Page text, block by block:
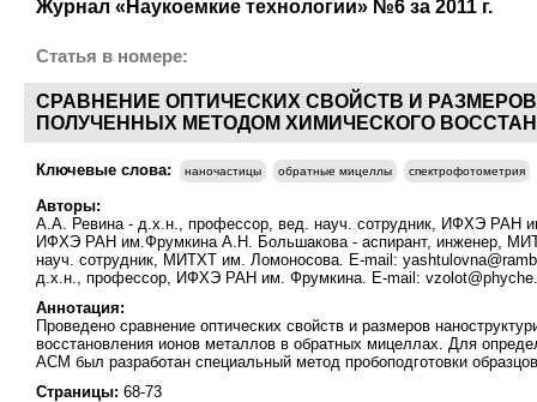
Журнал «Наукоемкие технологии» №6 за 2011 г.
Статья в номере:
СРАВНЕНИЕ ОПТИЧЕСКИХ СВОЙСТВ И
ПОЛУЧЕННЫХ МЕТОДОМ ХИМИЧЕСКОГО
Ключевые слова: наночастицы обратные мицеллы спектрофотометрия
Авторы:
А.А. Ревина - д.х.н., профессор, вед. науч. сотрудник, ИФХЭ РАН
ИФХЭ РАН им.Фрумкина А.Н. Большакова - аспирант, инженер,
науч. сотрудник, МИТХТ им. Ломоносова. E-mail:
д.х.н., профессор, ИФХЭ РАН им. Фрумкина. E-mail:
Аннотация:
Проведено сравнение оптических свойств и размеров
восстановления ионов металлов в обратных мицеллах. Для
АСМ был разработан специальный метод пробоподготовки
Страницы: 68-73